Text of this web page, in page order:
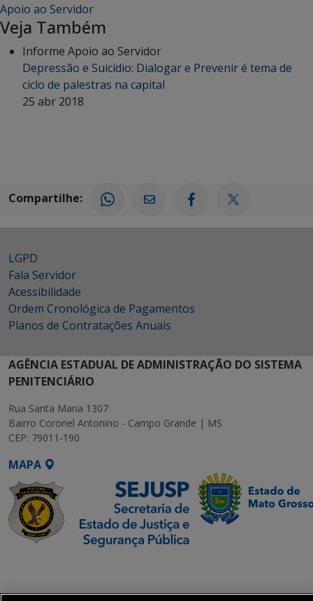
Apoio ao Servidor
Veja Também
Informe Apoio ao Servidor
Depressão e Suicídio: Dialogar e Prevenir é tema de
ciclo de palestras na capital
25 abr 2018
Compartilhe:
LGPD
Fala Servidor
Acessibilidade
Ordem Cronológica de Pagamentos
Planos de Contratações Anuais
AGÊNCIA ESTADUAL DE ADMINISTRAÇÃO DO SISTEMA
PENITENCIÁRIO
Rua Santa Maria 1307
Bairro Coronel Antonino - Campo Grande | MS
CEP: 79011-190
MAPA